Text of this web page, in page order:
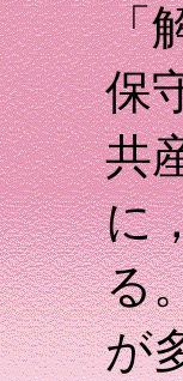
「
保
共
に
る
が